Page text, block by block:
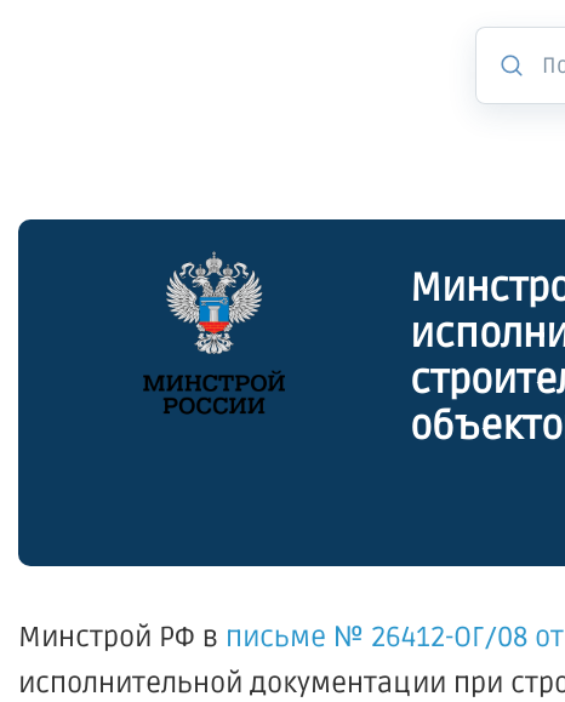
Минстрой РФ в письме № 26412-ОГ/08 от
исполнительной документации при